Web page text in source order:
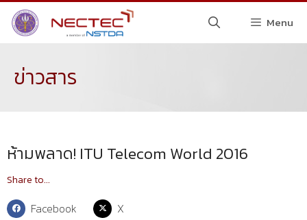
Menu
ข่าวสาร
ห้ามพลาด! ITU Telecom World 2016
Share to...
Facebook X